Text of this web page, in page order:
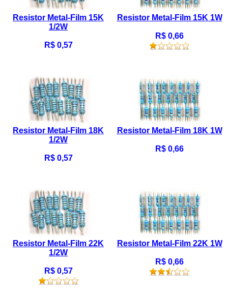
Resistor Metal-Film 15K
1/2W
R$ 0,57
Resistor Metal-Film 15K 1W
R$ 0,66
Resistor Metal-Film 18K
1/2W
R$ 0,57
Resistor Metal-Film 18K 1W
R$ 0,66
Resistor Metal-Film 22K
1/2W
R$ 0,57
Resistor Metal-Film 22K 1W
R$ 0,66